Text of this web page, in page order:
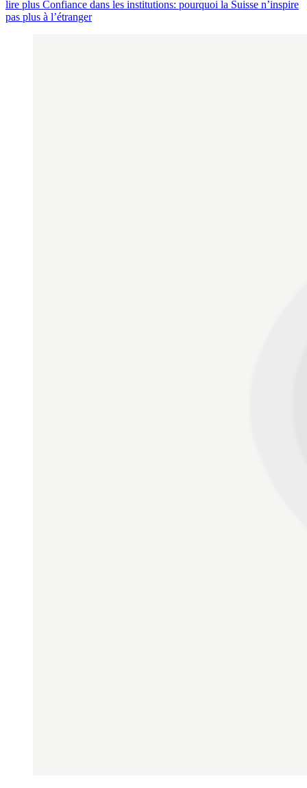
lire plus Confiance dans les institutions: pourquoi la Suisse n’inspire
pas plus à l’étranger